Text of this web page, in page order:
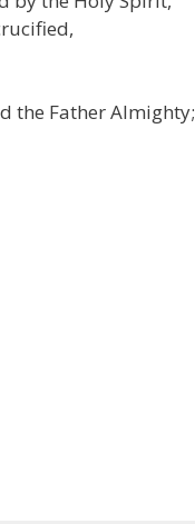
the Father Almighty;